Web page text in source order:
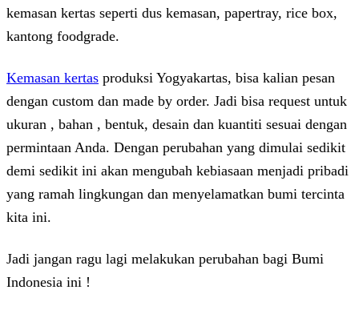
kemasan kertas seperti dus kemasan, papertray, rice box,
kantong foodgrade.
Kemasan kertas produksi Yogyakartas, bisa kalian pesan
dengan custom dan made by order. Jadi bisa request untuk
ukuran , bahan , bentuk, desain dan kuantiti sesuai dengan
permintaan Anda. Dengan perubahan yang dimulai sedikit
demi sedikit ini akan mengubah kebiasaan menjadi pribadi
yang ramah lingkungan dan menyelamatkan bumi tercinta
kita ini.
Jadi jangan ragu lagi melakukan perubahan bagi Bumi
Indonesia ini !